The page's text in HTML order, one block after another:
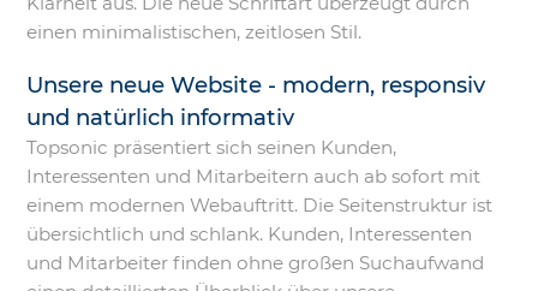
einen minimalistischen, zeitlosen Stil.
Unsere neue Website - modern, responsiv
und natürlich informativ
Topsonic präsentiert sich seinen Kunden,
Interessenten und Mitarbeitern auch ab sofort mit
einem modernen Webauftritt. Die Seitenstruktur ist
übersichtlich und schlank. Kunden, Interessenten
und Mitarbeiter finden ohne großen Suchaufwand